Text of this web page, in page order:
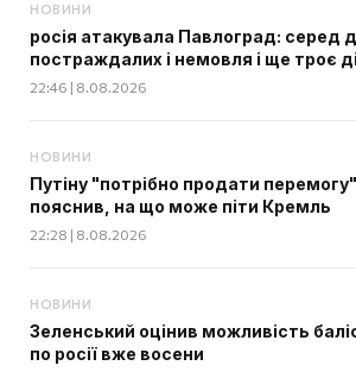
НОВИНИ
росія атакувала Павлоград: серед
постраждалих і немовля і ще троє
22:46 | 8.08.2026
НОВИНИ
Путіну "потрібно продати
пояснив, на що може піти Кремль
22:28 | 8.08.2026
НОВИНИ
Зеленський оцінив можливість
по росії вже восени